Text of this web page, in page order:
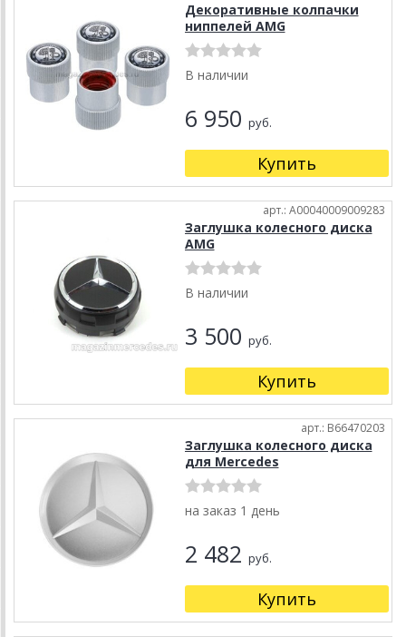
Декоративные колпачки
ниппелей AMG
В наличии
6 950 руб.
Купить
арт.: A00040009009283
Заглушка колесного диска
AMG
В наличии
3 500 руб.
Купить
арт.: B66470203
Заглушка колесного диска
для Mercedes
на заказ 1 день
2 482 руб.
Купить